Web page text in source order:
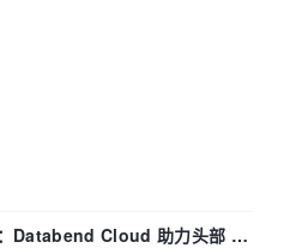
Databend Cloud 助力头部 AI